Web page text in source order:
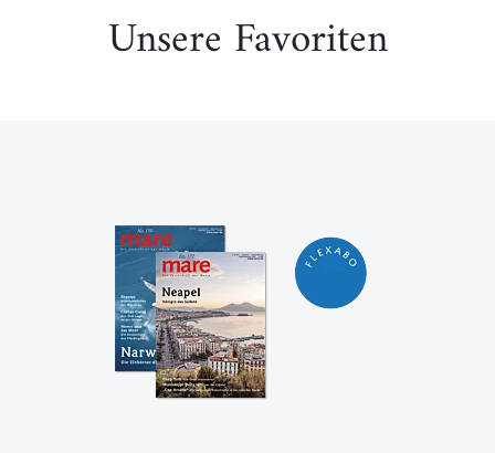
Unsere Favoriten